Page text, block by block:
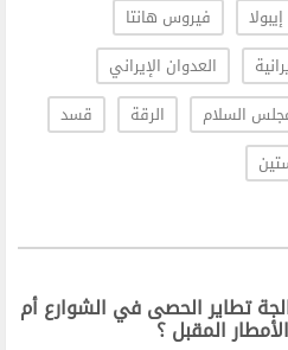
فيروس هانتا
العدوان الإيراني
السلام الرقة
قسد
تطاير الحصى في الشوارع أم
المقبل ؟